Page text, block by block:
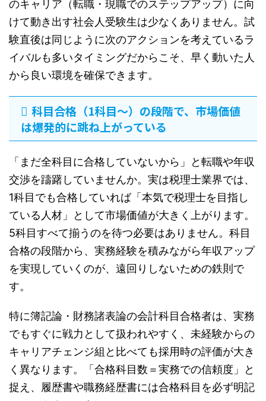
のキャリア（転職・現職でのステップアップ）に向
けて動き出す社会人受験生は少なくありません。試
験直後は同じように次のアクションを考えているラ
イバルも多いタイミングだからこそ、早く動いた人
から良い環境を確保できます。
科目合格（1科目〜）の段階で、市場価値
は爆発的に跳ね上がっている
「まだ全科目に合格していないから」と転職や年収
交渉を躊躇していませんか。実は税理士業界では、
1科目でも合格していれば「本気で税理士を目指し
ている人材」として市場価値が大きく上がります。
5科目すべて揃うのを待つ必要はありません。科目
合格の段階から、実務経験を積みながら年収アップ
を実現していくのが、遠回りしないための鉄則で
す。
特に簿記論・財務諸表論の会計科目合格者は、実務
でもすぐに戦力として扱われやすく、未経験からの
キャリアチェンジ組と比べても採用時の評価が大き
く異なります。「合格科目数＝実務での信頼度」と
捉え、履歴書や職務経歴書には合格科目を必ず明記